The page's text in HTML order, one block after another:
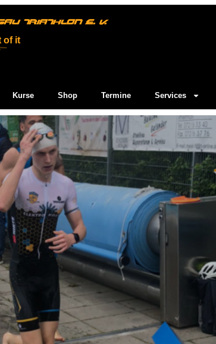
TRIATHLON E. V.
of it
Kurse Shop Termine Services